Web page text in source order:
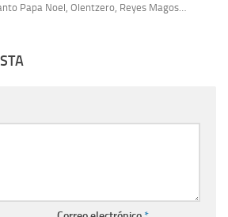
Papa Noel, Olentzero, Reyes Magos…